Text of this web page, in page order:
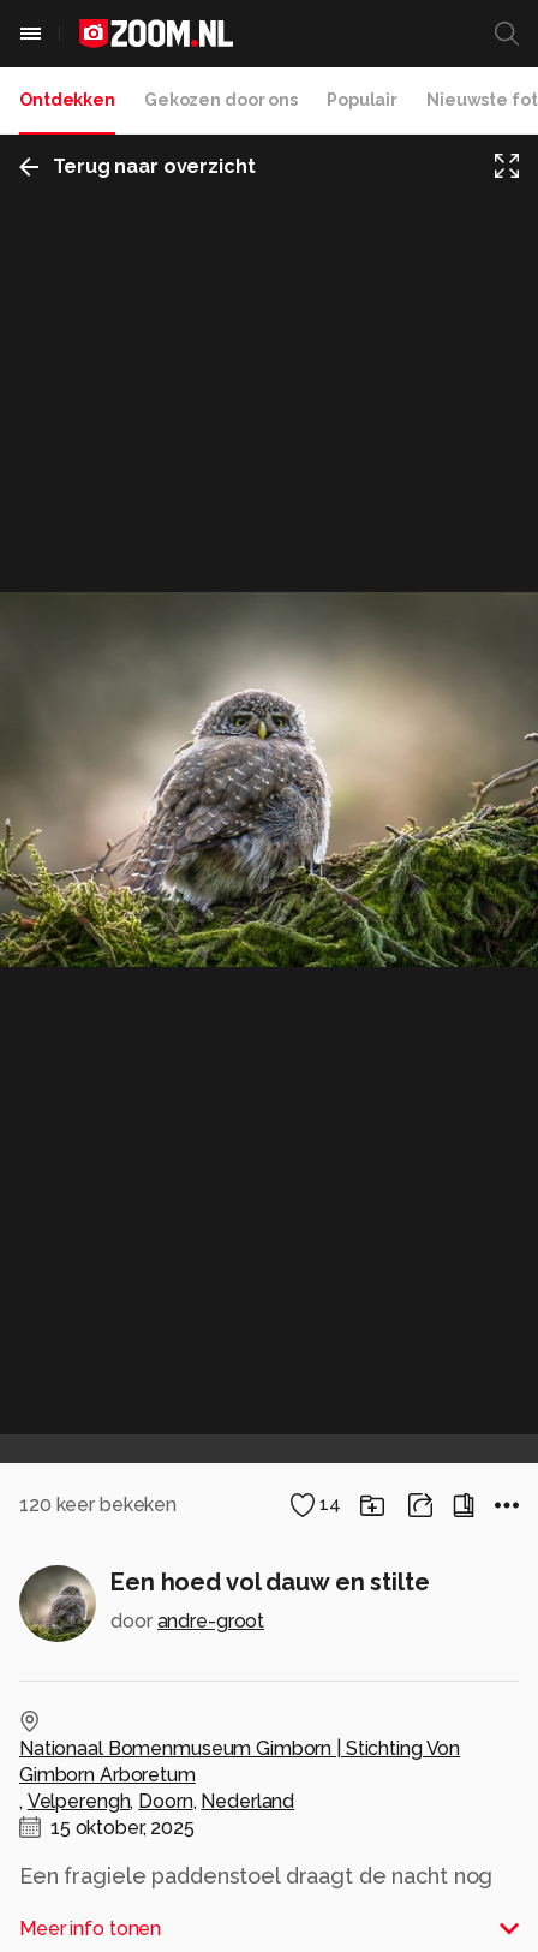
Ontdekken Gekozen door ons Populair Nieuwste
Terug naar overzicht
120 keer bekeken 14
Een hoed vol dauw en stilte
door andre-groot
Nationaal Bomenmuseum Gimborn | Stichting Von
Gimborn Arboretum
, Velperengh, Doorn, Nederland
15 oktober, 2025
Een fragiele paddenstoel draagt de nacht nog
kleine werelden vol reflectie. Het zachte licht
Meer info tonen